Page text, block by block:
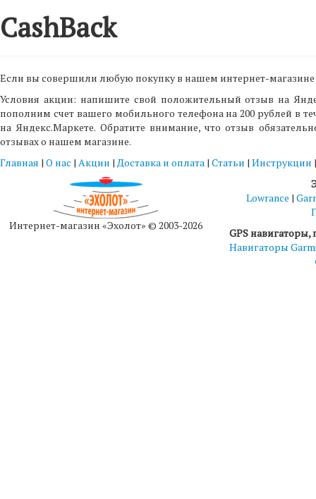
CashBack
Если вы совершили любую покупку в нашем интернет-магазине
Условия акции: напишите свой положительный отзыв на
пополним счет вашего мобильного телефона на 200 рублей в
на Яндекс.Маркете. Обратите внимание, что отзыв
отзывах о нашем магазине.
Главная | О нас | Акции |Доставка и оплата | Статьи | Инструкции
Интернет-магазин «Эхолот» © 2003-2026
Lowrance |
GPS
Навигаторы